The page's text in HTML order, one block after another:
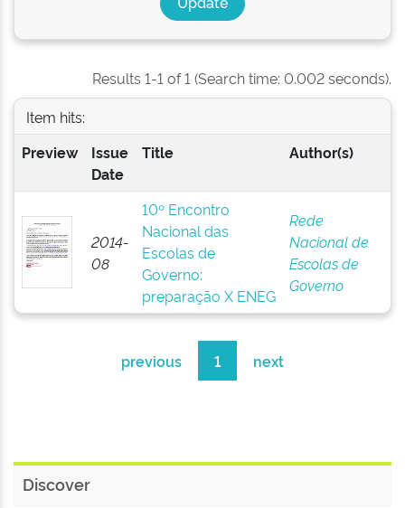
Results 1-1 of 1 (Search time: 0.002 seconds).
Item hits:
Preview
Issue
Date
Title Author(s)
2014-
08
10º Encontro
Nacional das
Escolas de
Governo:
preparação X ENEG
Rede
Nacional de
Escolas de
Governo
previous 1 next
Discover